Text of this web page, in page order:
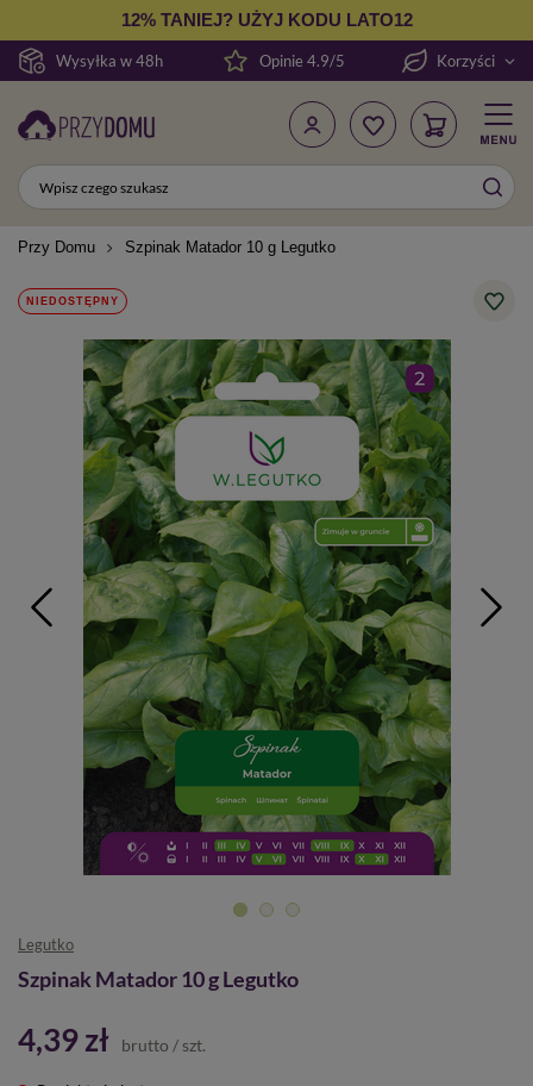
Wysyłka w 48h
12% TANIEJ? UŻYJ KODU LATO12
Opinie 4.9/5 Korzyści
Przy Domu Szpinak Matador 10 g Legutko
NIEDOSTĘPNY
Legutko
Szpinak Matador 10 g Legutko
4,39 zł brutto / szt.